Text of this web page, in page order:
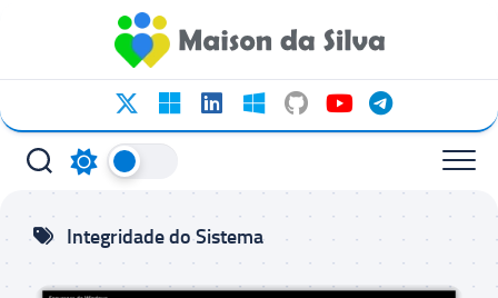
conteúdo
Integridade do Sistema